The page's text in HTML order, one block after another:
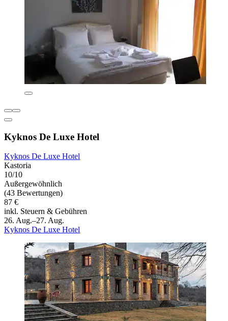
Kyknos De Luxe Hotel
Kyknos De Luxe Hotel
Kastoria
10/10
Außergewöhnlich
(43 Bewertungen)
87 €
inkl. Steuern & Gebühren
26. Aug.–27. Aug.
Kyknos De Luxe Hotel